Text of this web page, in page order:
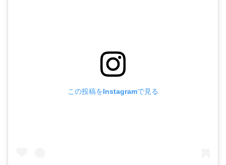
この投稿をInstagramで見る